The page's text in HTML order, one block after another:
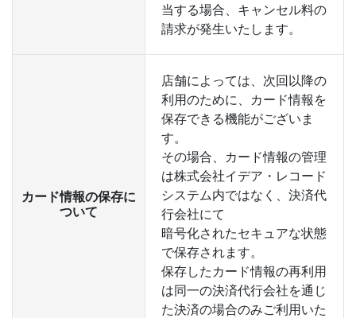
当する場合、キャンセル料の
請求が発生いたします。
カード情報の保存に
ついて
店舗によっては、次回以降の
利用のために、カード情報を
保存できる機能がございま
す。
その場合、カード情報の管理
は株式会社イデア・レコード
システム内ではなく、決済代
行会社にて
暗号化されたセキュアな状態
で保存されます。
保存したカード情報の再利用
は同一の決済代行会社を通じ
た決済の場合のみご利用いた